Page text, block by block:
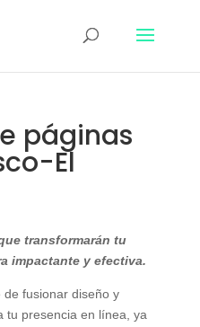
páginas
El
transformarán tu
impactante y efectiva.
de fusionar diseño y
tu presencia en línea, ya